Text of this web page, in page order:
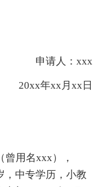
申请人：xxx
20xx年xx月xx日
用名xxx），
，中专学历，小教